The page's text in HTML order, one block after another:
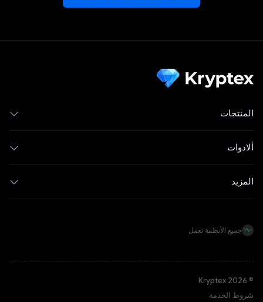
المنتجات
ألادوات
المزيد
جميع الأنظمة تعمل
© Kryptex 2026
شروط الخدمة